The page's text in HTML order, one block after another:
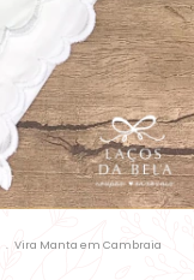
. Vira Manta em Cambraia